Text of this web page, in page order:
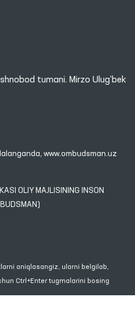
tumani. Mirzo Ulug‘bek
www.ombudsman.uz
OLIY MAJLISINING INSON
aniqlasangiz, ularni belgilab,
Ctrl+Enter tugmalarini bosing